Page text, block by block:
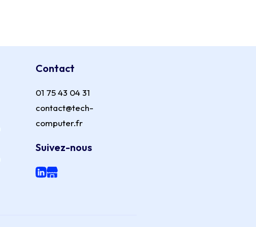
Contact
01 75 43 04 31
contact@tech-
computer.fr
Suivez-nous